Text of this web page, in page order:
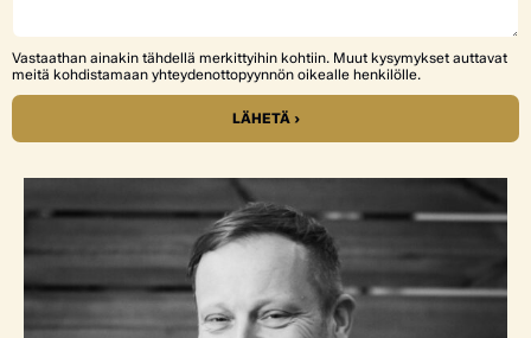
Vastaathan ainakin tähdellä merkittyihin kohtiin. Muut kysymykset auttavat
meitä kohdistamaan yhteydenottopyynnön oikealle henkilölle.
LÄHETÄ ›